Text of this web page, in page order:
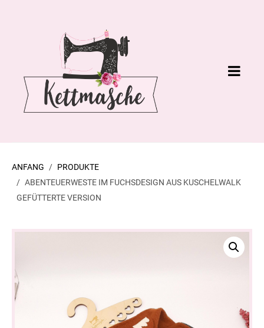
ANFANG
PRODUKTE
ABENTEUERWESTE IM FUCHSDESIGN AUS KUSCHELWALK
GEFÜTTERTE VERSION